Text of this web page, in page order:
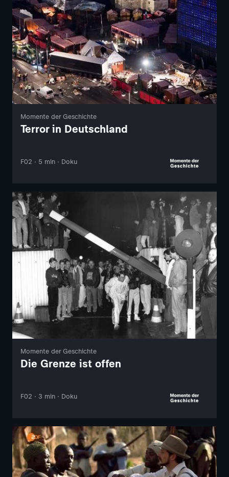
Momente der Geschichte
Terror in Deutschland
F02 · 5 min · Doku
Momente der Geschichte
Die Grenze ist offen
F02 · 3 min · Doku